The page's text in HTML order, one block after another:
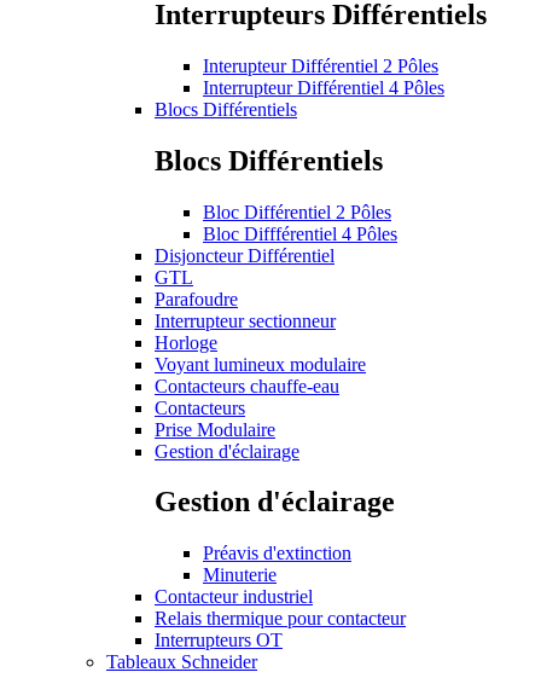
Interrupteurs Différentiels
Interupteur Différentiel 2 Pôles
Interrupteur Différentiel 4 Pôles
Blocs Différentiels
Blocs Différentiels
Bloc Différentiel 2 Pôles
Bloc Diffférentiel 4 Pôles
Disjoncteur Différentiel
GTL
Parafoudre
Interrupteur sectionneur
Horloge
Voyant lumineux modulaire
Contacteurs chauffe-eau
Contacteurs
Prise Modulaire
Gestion d'éclairage
Gestion d'éclairage
Préavis d'extinction
Minuterie
Contacteur industriel
Relais thermique pour contacteur
Interrupteurs OT
Tableaux Schneider